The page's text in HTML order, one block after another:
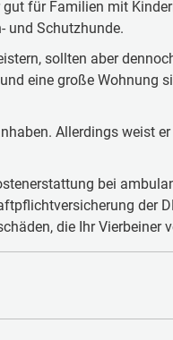
für Familien mit
und Schutzhunde.
sollten aber
eine große Wohnung
Allerdings weist
bei
der
die Ihr Vierbeiner